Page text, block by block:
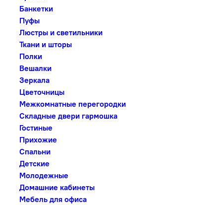
Банкетки
Пуфы
Люстры и светильники
Ткани и шторы
Полки
Вешалки
Зеркала
Цветочницы
Межкомнатные перегородки
Складные двери гармошка
Гостиные
Прихожие
Спальни
Детские
Молодежные
Домашние кабинеты
Мебель для офиса